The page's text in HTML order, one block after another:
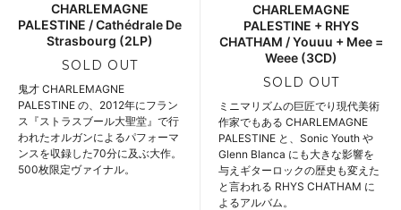
CHARLEMAGNE
PALESTINE / Cathédrale De
Strasbourg (2LP)
SOLD OUT
鬼才 CHARLEMAGNE
PALESTINE の、2012年にフラン
ス『ストラスブール大聖堂』で行
われたオルガンによるパフォーマ
ンスを収録した70分に及ぶ大作。
500枚限定ヴァイナル。
CHARLEMAGNE
PALESTINE + RHYS
CHATHAM / Youuu + Mee =
Weee (3CD)
SOLD OUT
ミニマリズムの巨匠でり現代美術
作家でもある CHARLEMAGNE
PALESTINE と、Sonic Youth や
Glenn Blanca にも大きな影響を
与えギターロックの歴史も変えた
と言われる RHYS CHATHAM に
よるアルバム。